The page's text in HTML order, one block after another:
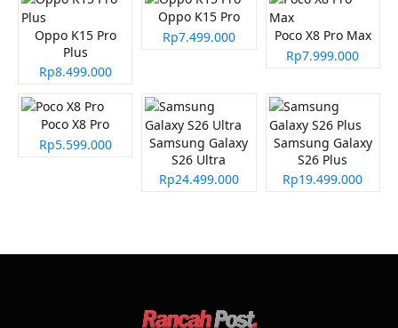
Oppo K15 Pro
Plus
Rp8.499.000
Oppo K15 Pro
Rp7.499.000
Poco X8 Pro Max
Rp7.999.000
Poco X8 Pro
Rp5.599.000
Samsung Galaxy
S26 Ultra
Rp24.499.000
Samsung Galaxy
S26 Plus
Rp19.499.000